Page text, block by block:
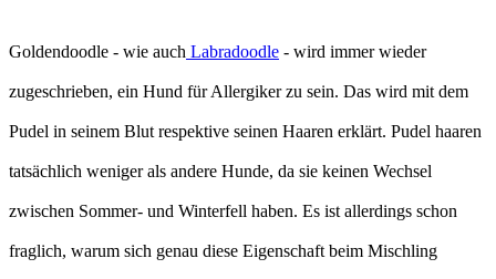
Goldendoodle - wie auch Labradoodle - wird immer wieder
zugeschrieben, ein Hund für Allergiker zu sein. Das wird mit dem
Pudel in seinem Blut respektive seinen Haaren erklärt. Pudel haaren
tatsächlich weniger als andere Hunde, da sie keinen Wechsel
zwischen Sommer- und Winterfell haben. Es ist allerdings schon
fraglich, warum sich genau diese Eigenschaft beim Mischling